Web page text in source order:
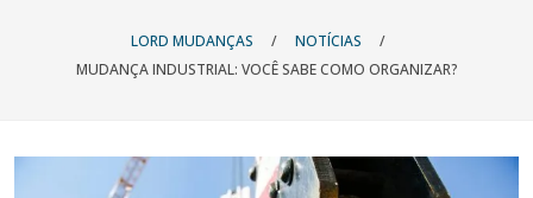
LORD MUDANÇAS / NOTÍCIAS
/
MUDANÇA INDUSTRIAL: VOCÊ SABE COMO ORGANIZAR?